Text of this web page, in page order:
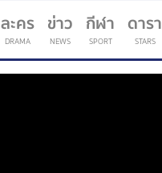
ละคร
DRAMA
ข่าว
NEWS
กีฬา
SPORT
(current)
ดารา
STARS